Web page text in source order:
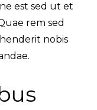
est sed ut et
rem sed
nobis